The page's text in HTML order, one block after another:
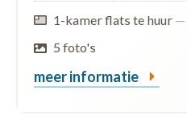
1-kamer flats te huur —
5 foto's
meer informatie